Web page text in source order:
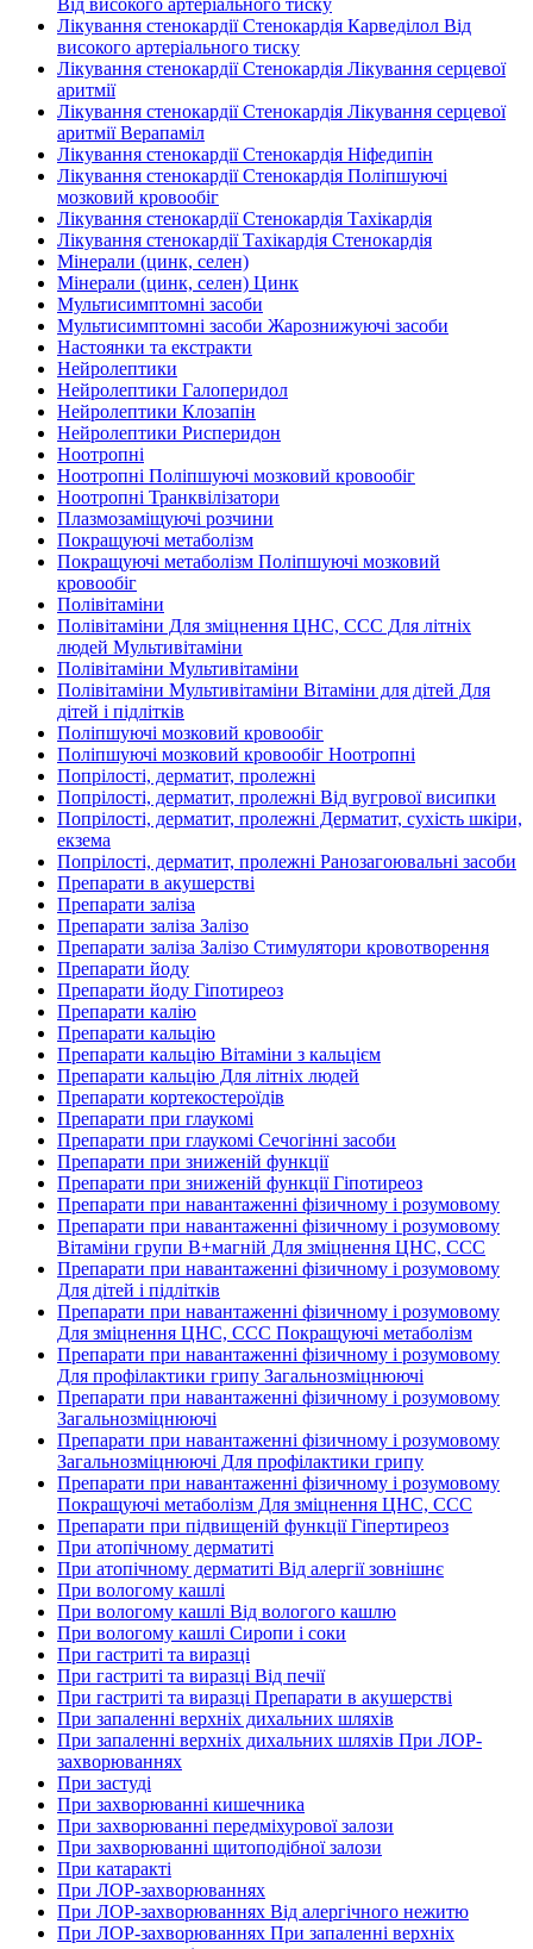
Лікування стенокардії Стенокардія Карведілол Від
високого артеріального тиску
Лікування стенокардії Стенокардія Лікування серцевої
аритмії
Лікування стенокардії Стенокардія Лікування серцевої
аритмії Верапаміл
Лікування стенокардії Стенокардія Ніфедипін
Лікування стенокардії Стенокардія Поліпшуючі
мозковий кровообіг
Лікування стенокардії Стенокардія Тахікардія
Лікування стенокардії Тахікардія Стенокардія
Мінерали (цинк, селен)
Мінерали (цинк, селен) Цинк
Мультисимптомні засоби
Мультисимптомні засоби Жарознижуючі засоби
Настоянки та екстракти
Нейролептики
Нейролептики Галоперидол
Нейролептики Клозапін
Нейролептики Рисперидон
Ноотропні
Ноотропні Поліпшуючі мозковий кровообіг
Ноотропні Транквілізатори
Плазмозаміщуючі розчини
Покращуючі метаболізм
Покращуючі метаболізм Поліпшуючі мозковий
кровообіг
Полівітаміни
Полівітаміни Для зміцнення ЦНС, ССС Для літніх
людей Мультивітаміни
Полівітаміни Мультивітаміни
Полівітаміни Мультивітаміни Вітаміни для дітей Для
дітей і підлітків
Поліпшуючі мозковий кровообіг
Поліпшуючі мозковий кровообіг Ноотропні
Попрілості, дерматит, пролежні
Попрілості, дерматит, пролежні Від вугрової висипки
Попрілості, дерматит, пролежні Дерматит, сухість шкіри,
екзема
Попрілості, дерматит, пролежні Ранозагоювальні засоби
Препарати в акушерстві
Препарати заліза
Препарати заліза Залізо
Препарати заліза Залізо Стимулятори кровотворення
Препарати йоду
Препарати йоду Гіпотиреоз
Препарати калію
Препарати кальцію
Препарати кальцію Вітаміни з кальцієм
Препарати кальцію Для літніх людей
Препарати кортекостероїдів
Препарати при глаукомі
Препарати при глаукомі Сечогінні засоби
Препарати при зниженій функції
Препарати при зниженій функції Гіпотиреоз
Препарати при навантаженні фізичному і розумовому
Препарати при навантаженні фізичному і розумовому
Вітаміни групи В+магній Для зміцнення ЦНС, ССС
Препарати при навантаженні фізичному і розумовому
Для дітей і підлітків
Препарати при навантаженні фізичному і розумовому
Для зміцнення ЦНС, ССС Покращуючі метаболізм
Препарати при навантаженні фізичному і розумовому
Для профілактики грипу Загальнозміцнюючі
Препарати при навантаженні фізичному і розумовому
Загальнозміцнюючі
Препарати при навантаженні фізичному і розумовому
Загальнозміцнюючі Для профілактики грипу
Препарати при навантаженні фізичному і розумовому
Покращуючі метаболізм Для зміцнення ЦНС, ССС
Препарати при підвищеній функції Гіпертиреоз
При атопічному дерматиті
При атопічному дерматиті Від алергії зовнішнє
При вологому кашлі
При вологому кашлі Від вологого кашлю
При вологому кашлі Сиропи і соки
При гастриті та виразці
При гастриті та виразці Від печії
При гастриті та виразці Препарати в акушерстві
При запаленні верхніх дихальних шляхів
При запаленні верхніх дихальних шляхів При ЛОР-
захворюваннях
При застуді
При захворюванні кишечника
При захворюванні передміхурової залози
При захворюванні щитоподібної залози
При катаракті
При ЛОР-захворюваннях
При ЛОР-захворюваннях Від алергічного нежитю
При ЛОР-захворюваннях При запаленні верхніх